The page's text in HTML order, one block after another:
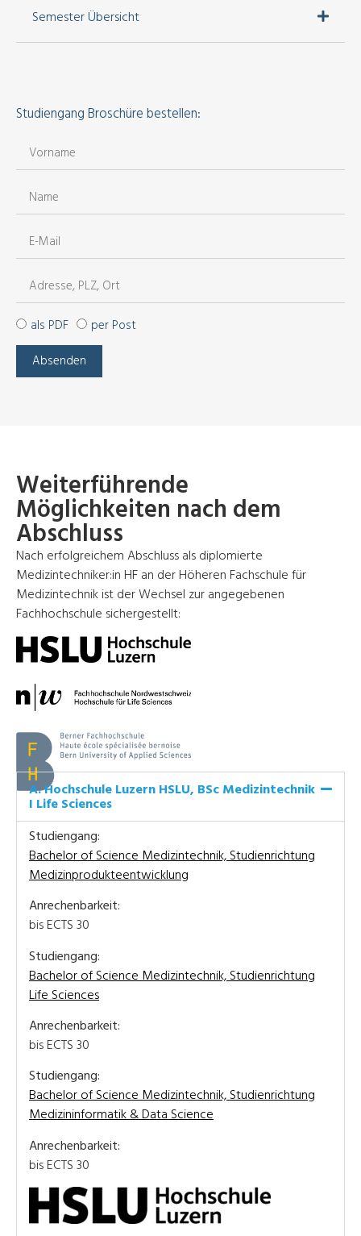
Semester Übersicht
Studiengang Broschüre bestellen:
als PDF
per Post
Absenden
Weiterführende
Möglichkeiten nach dem
Abschluss
Nach erfolgreichem Abschluss als diplomierte
Medizintechniker:in HF an der Höheren Fachschule für
Medizintechnik ist der Wechsel zur angegebenen
Fachhochschule sichergestellt:
A. Hochschule Luzern HSLU, BSc Medizintechnik
I Life Sciences
Studiengang:
Bachelor of Science Medizintechnik, Studienrichtung
Medizinprodukteentwicklung
Anrechenbarkeit:
bis ECTS 30
Studiengang:
Bachelor of Science Medizintechnik, Studienrichtung
Life Sciences
Anrechenbarkeit:
bis ECTS 30
Studiengang:
Bachelor of Science Medizintechnik, Studienrichtung
Medizininformatik & Data Science
Anrechenbarkeit:
bis ECTS 30